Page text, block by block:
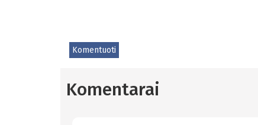
Komentuoti
Komentarai